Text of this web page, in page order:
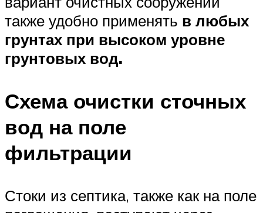
также удобно применять в любых
грунтах при высоком уровне
грунтовых вод.
Схема очистки сточных
вод на поле
фильтрации
Стоки из септика, также как на поле